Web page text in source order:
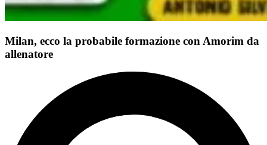
Milan, ecco la probabile formazione con Amorim da
allenatore